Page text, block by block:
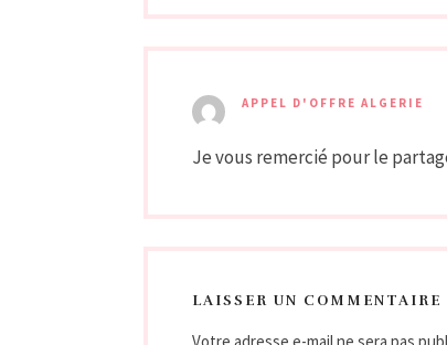
APPEL D'OFFRE ALGERIE
Je vous remercié pour le
LAISSER UN COMMENTAIRE
Votre adresse e-mail ne sera pas